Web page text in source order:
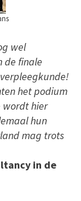
wel
de finale
het podium
wordt hier
hun
mag trots
in de